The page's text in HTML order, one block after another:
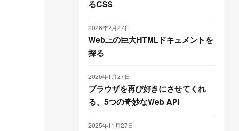
るCSS
2026年2月27日
Web上の巨大HTMLドキュメントを
探る
2026年1月27日
ブラウザを再び好きにさせてくれ
る、5つの奇妙なWeb API
2025年11月27日